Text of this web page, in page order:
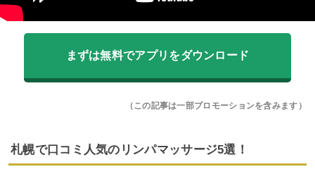
まずは無料でアプリをダウンロード
（この記事は一部プロモーションを含みます）
札幌で口コミ人気のリンパマッサージ5選！